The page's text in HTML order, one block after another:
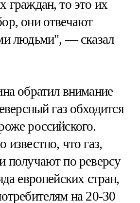
граждан, то это их
они отвечают
людьми", — сказал
обратил внимание
газ обходится
российского.
известно, что газ,
получают по реверсу
европейских стран,
на 20-30